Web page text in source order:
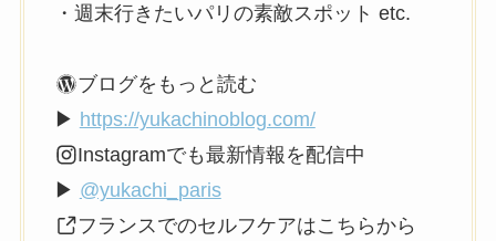
・週末行きたいパリの素敵スポット etc.
ブログをもっと読む
▶ https://yukachinoblog.com/
Instagramでも最新情報を配信中
▶ @yukachi_paris
フランスでのセルフケアはこちらから